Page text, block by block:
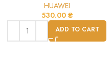
HUAWEI
530.00 ₴
ADD TO CART